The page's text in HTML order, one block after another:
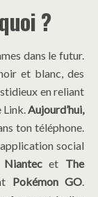
?
dans le futur.
et blanc, des
en reliant
Link.Aujourd’hui,
ton téléphone.
social
Niantecet The
Pokémon GO.